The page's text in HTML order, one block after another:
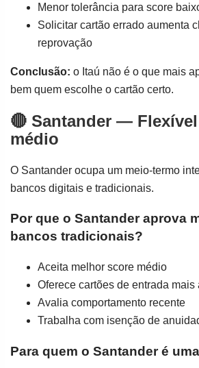
Menor tolerância para score
Solicitar cartão errado aumenta
reprovação
Conclusão: o Itaú não é o que mais
bem quem escolhe o cartão certo.
🔴 Santander —
médio
O Santander ocupa um meio-termo
bancos digitais e tradicionais.
Por que o Santander aprova
bancos tradicionais?
Aceita melhor score médio
Oferece cartões de entrada mais
Avalia comportamento recente
Trabalha com isenção de
Para quem o Santander é